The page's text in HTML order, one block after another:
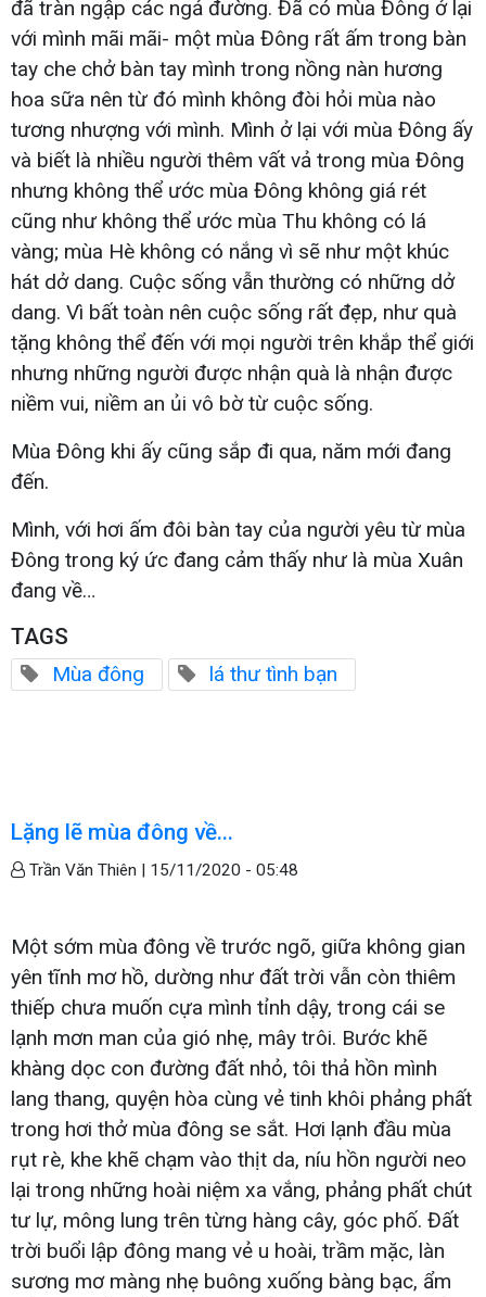
đã tràn ngập các ngả đường. Đã có mùa Đông ở lại
với mình mãi mãi- một mùa Đông rất ấm trong bàn
tay che chở bàn tay mình trong nồng nàn hương
hoa sữa nên từ đó mình không đòi hỏi mùa nào
tương nhượng với mình. Mình ở lại với mùa Đông ấy
và biết là nhiều người thêm vất vả trong mùa Đông
nhưng không thể ước mùa Đông không giá rét
cũng như không thể ước mùa Thu không có lá
vàng; mùa Hè không có nắng vì sẽ như một khúc
hát dở dang. Cuộc sống vẫn thường có những dở
dang. Vì bất toàn nên cuộc sống rất đẹp, như quà
tặng không thể đến với mọi người trên khắp thể giới
nhưng những người được nhận quà là nhận được
niềm vui, niềm an ủi vô bờ từ cuộc sống.
Mùa Đông khi ấy cũng sắp đi qua, năm mới đang
đến.
Mình, với hơi ấm đôi bàn tay của người yêu từ mùa
Đông trong ký ức đang cảm thấy như là mùa Xuân
đang về…
TAGS
Mùa đông lá thư tình bạn
Lặng lẽ mùa đông về...
Trần Văn Thiên | 15/11/2020 - 05:48
Một sớm mùa đông về trước ngõ, giữa không gian
yên tĩnh mơ hồ, dường như đất trời vẫn còn thiêm
thiếp chưa muốn cựa mình tỉnh dậy, trong cái se
lạnh mơn man của gió nhẹ, mây trôi. Bước khẽ
khàng dọc con đường đất nhỏ, tôi thả hồn mình
lang thang, quyện hòa cùng vẻ tinh khôi phảng phất
trong hơi thở mùa đông se sắt. Hơi lạnh đầu mùa
rụt rè, khe khẽ chạm vào thịt da, níu hồn người neo
lại trong những hoài niệm xa vắng, phảng phất chút
tư lự, mông lung trên từng hàng cây, góc phố. Đất
trời buổi lập đông mang vẻ u hoài, trầm mặc, làn
sương mơ màng nhẹ buông xuống bàng bạc, ẩm